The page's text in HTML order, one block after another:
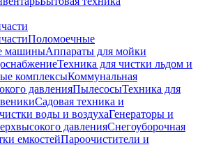
Поломоечные
машиныАппараты для мойки
Техника для чистки льдом и
комплексыКоммунальная
давленияПылесосыТехника для
Садовая техника и
воды и воздухаГенераторы и
давленияСнегоуборочная
емкостейПароочистители и